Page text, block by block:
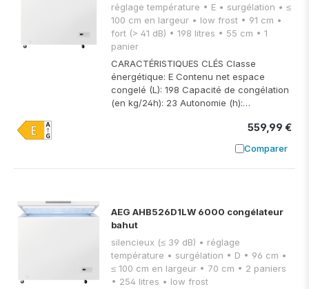
réglage température • E • surgélation • ≤
100 cm en largeur • low frost • 91 cm •
fort (> 41 dB) • 198 litres • 55 cm • 1
panier
CARACTÉRISTIQUES CLÉS Classe
énergétique: E Contenu net espace
congelé (L): 198 Capacité de congélation
(en kg/24h): 23 Autonomie (h):…
559,99 €
Comparer
Ajouter à
AEG AHB526D1LW 6000 congélateur
bahut
silencieux (≤ 39 dB) • réglage
température • surgélation • D • 96 cm •
≤ 100 cm en largeur • 70 cm • 2 paniers
• 254 litres • low frost